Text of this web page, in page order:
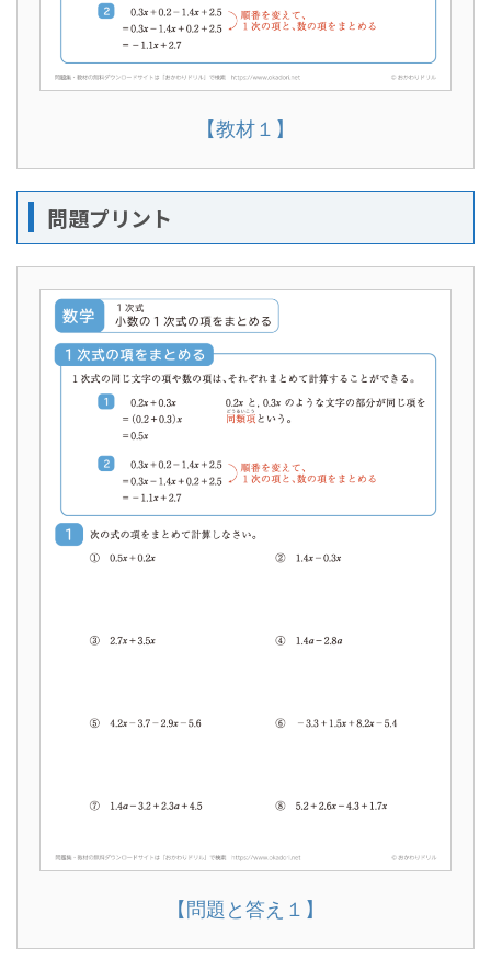
【教材１】
問題プリント
【問題と答え１】